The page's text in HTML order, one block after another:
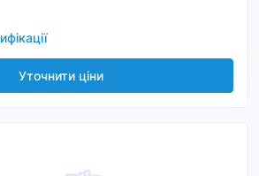
Уточнити ціни